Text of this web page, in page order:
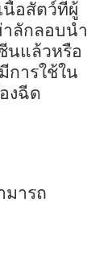
นื้อสัตว์ที่ผู้
าลักลอบนำ
นแล้วหรือ
การใช้ใน
งฉีด
มารถ